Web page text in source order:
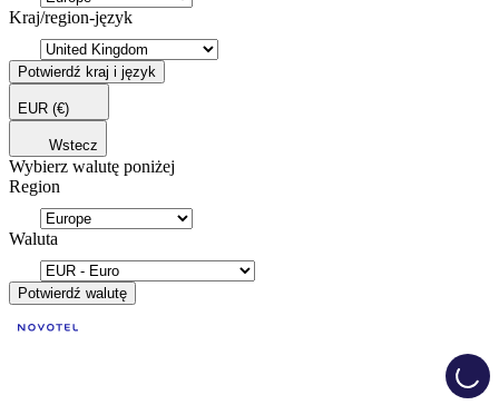
Kraj/region-język
Potwierdź kraj i język
EUR (€)
Wstecz
Wybierz walutę poniżej
Region
Waluta
Potwierdź walutę